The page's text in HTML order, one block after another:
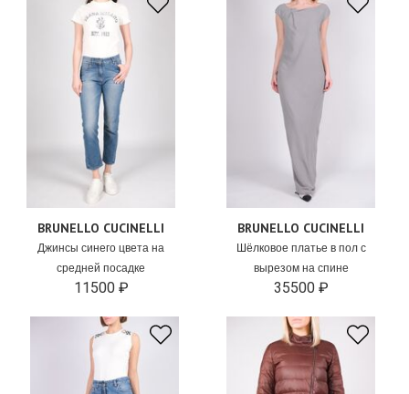
BRUNELLO CUCINELLI
Джинсы синего цвета на
средней посадке
11500 ₽
BRUNELLO CUCINELLI
Шёлковое платье в пол с
вырезом на спине
35500 ₽